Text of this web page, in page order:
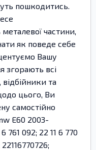
пошкодитись.
металевої частини,
як поведе себе
Вашу
згорають всі
та
цього, Ви
самостійно
E60 2003-
761 092; 22 11 6 770